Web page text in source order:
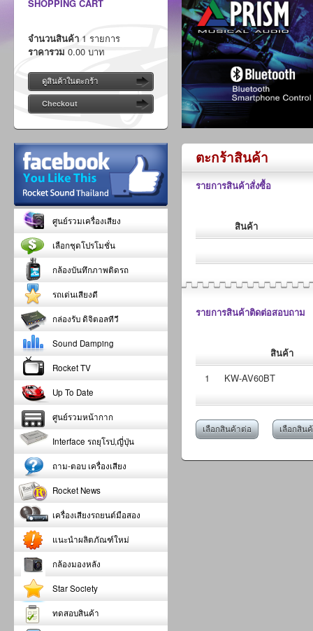
ตะกร้าสินค้า
รายการสินค้าสั่งซื้อ
สินค้า
รายการสินค้าติดต่อสอบถาม
สินค้า
1
KW-AV60BT
เลือกสินค้าต่อ เลือกสิน
SHOPPING CART
จำนวนสินค้า 1 รายการ
ราคารวม 0.00 บาท
ดูสินค้าในตะกร้า
Checkout
ศูนย์รวมเครื่องเสียง
เลือกชุดโปรโมชั่น
กล้องบันทึกภาพติดรถ
รถเด่นเสียงดี
กล่องรับ ดิจิตอลทีวี
Sound Damping
Rocket TV
Up To Date
ศูนย์รวมหน้ากาก
Interface รถยุโรป,ญี่ปุ่น
ถาม-ตอบ เครื่องเสียง
Rocket News
เครื่องเสียงรถยนต์มือสอง
แนะนำผลิตภัณฑ์ใหม่
กล้องมองหลัง
Star Society
ทดสอบสินค้า